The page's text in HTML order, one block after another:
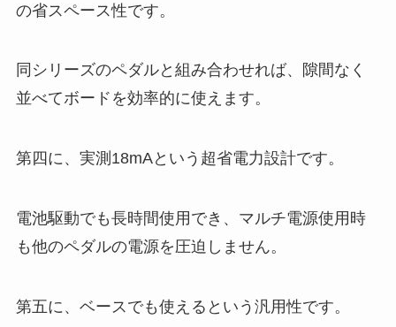
の省スペース性です。
同シリーズのペダルと組み合わせれば、隙間なく
並べてボードを効率的に使えます。
第四に、実測18mAという超省電力設計です。
電池駆動でも長時間使用でき、マルチ電源使用時
も他のペダルの電源を圧迫しません。
第五に、ベースでも使えるという汎用性です。